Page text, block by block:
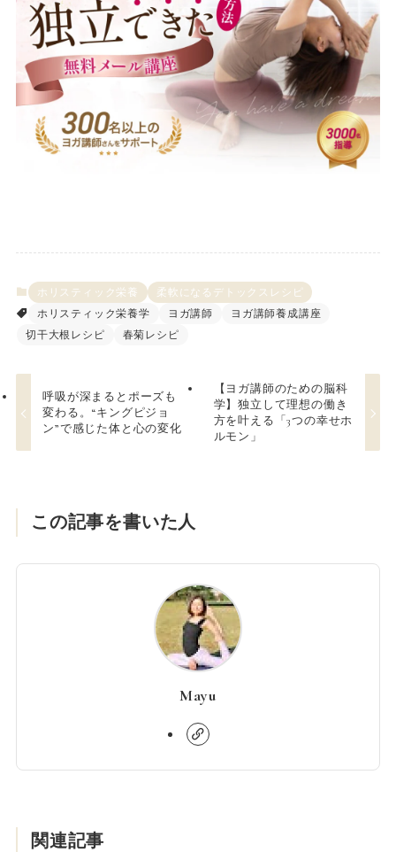
ホリスティック栄養
柔軟になるデトックスレシピ
ホリスティック栄養学
ヨガ講師
ヨガ講師養成講座
切干大根レシピ
春菊レシピ
呼吸が深まるとポーズも
変わる。“キングピジョ
ン”で感じた体と心の変化
【ヨガ講師のための脳科
学】独立して理想の働き
方を叶える「3つの幸せホ
ルモン」
この記事を書いた人
Mayu
関連記事